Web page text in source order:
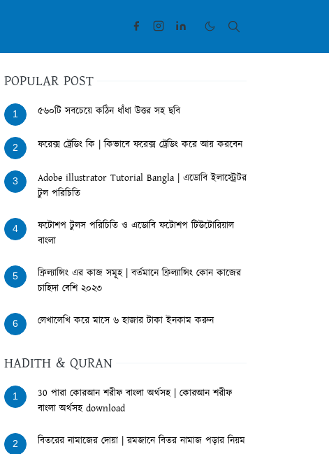
POPULAR POST
1 ৫৬০টি সবচেয়ে কঠিন ধাঁধা উত্তর সহ ছবি
2 ফরেক্স ট্রেডিং কি | কিভাবে ফরেক্স ট্রেডিং করে আয় করবেন
3
Adobe illustrator Tutorial Bangla | এডোবি ইলাস্ট্রেটর
টুল পরিচিতি
4
ফটোশপ টুলস পরিচিতি ও এডোবি ফটোশপ টিউটোরিয়াল
বাংলা
5
ফ্রিল্যান্সিং এর কাজ সমূহ | বর্তমানে ফ্রিল্যান্সিং কোন কাজের
চাহিদা বেশি ২০২৩
6 লেখালেখি করে মাসে ৬ হাজার টাকা ইনকাম করুন
HADITH & QURAN
1
30 পারা কোরআন শরীফ বাংলা অর্থসহ | কোরআন শরীফ
বাংলা অর্থসহ download
2 বিতরের নামাজের দোয়া | রমজানে বিতর নামাজ পড়ার নিয়ম